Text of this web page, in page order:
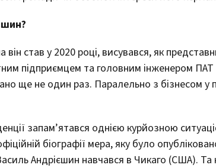
став у 2020 році, висувався, як
підприємцем та головним інженером ПАТ
ще не один раз. Паралельно з бізнесом
запам’ятався однією курйозною
біографії мера, яку було
Андрієшин навчався в Чикаго (США).